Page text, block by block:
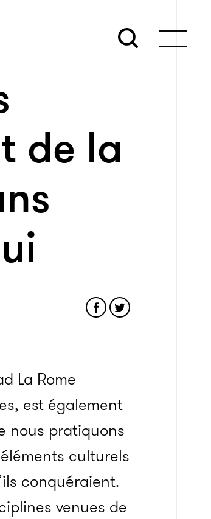
de la
La Rome
est également
nous pratiquons
culturels
conquéraient.
venues de